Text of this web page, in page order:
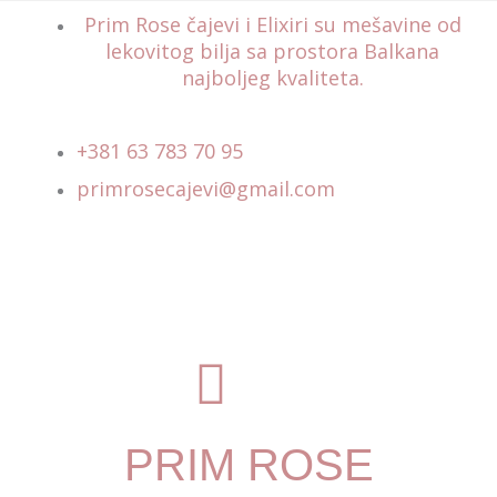
Prim Rose čajevi i Elixiri su mešavine od
lekovitog bilja sa prostora Balkana
najboljeg kvaliteta.
+381 63 783 70 95
primrosecajevi@gmail.com
F
a m
PRIM ROSE